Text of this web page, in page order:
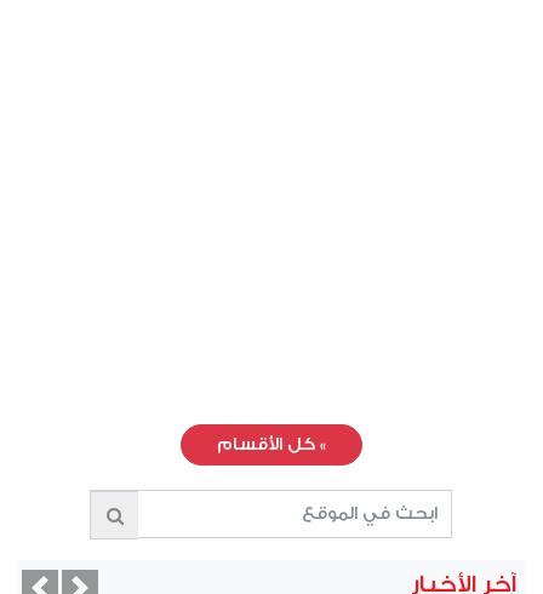
» كل الأقسام
آخر الأخبار